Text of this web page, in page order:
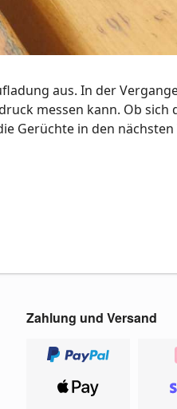
aus. In der
messen kann. Ob sich
Gerüchte in den nächsten
Zahlung und Versand